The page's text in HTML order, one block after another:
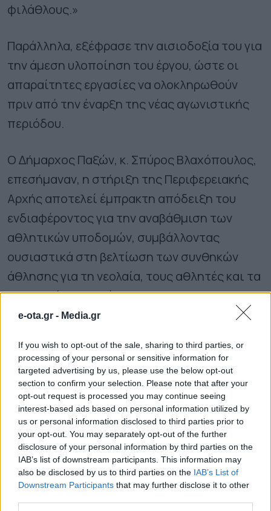
e-ota.gr - Media.gr
If you wish to opt-out of the sale, sharing to third parties, or
processing of your personal or sensitive information for
targeted advertising by us, please use the below opt-out
section to confirm your selection. Please note that after your
opt-out request is processed you may continue seeing
interest-based ads based on personal information utilized by
us or personal information disclosed to third parties prior to
your opt-out. You may separately opt-out of the further
disclosure of your personal information by third parties on the
IAB’s list of downstream participants. This information may
also be disclosed by us to third parties on the IAB’s List of
Downstream Participants that may further disclose it to other
φιλάθλους.»
Παράλληλα, εξέφρασε την αισιοδοξία του για
την άμεση υλοποίηση του έργου, ώστε οι
απαραίτητες εργασίες να ολοκληρωθούν
πριν από την έναρξη της νέας αγωνιστικής
περιόδου.
Ο Δήμαρχος Παξών, κ. Σπύρος Βλαχόπουλος,
επεσήμαναν, η στήριξη της Περιφερειακής
Αρχής αποτελεί έμπρακτη απόδειξη του
ενδιαφέροντος για την αναβάθμιση των
αθλητικών υποδομών, συμβάλλοντας
ουσιαστικά στη βελτίωση των συνθηκών
άθλησης για τη νεολαία, τους αθλητές και τα
αθλητικά σωματεία.
Ξεκινούν οι αυτοψίες στις πληγείσες κατοικίες
και επιχειρήσεις στα Μέγαρα
3.7 εκατ. ευρώ στον Δήμο Ανδραβίδας-
Κυλλήνης από το Ταμείο Αλληλεγγύης
45,4 εκατ. ευρώ για την βελτίωση των
υποδομών του νέου αεροδρομίου Πάρου
TAGS: ΑΘΛΗΤΙΚΕΣ ΕΓΑΤΑΣΤΑΣΕΙΣ ΠΙΝ